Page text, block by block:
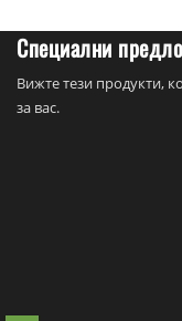
Специални
Вижте тези продукти,
за вас.